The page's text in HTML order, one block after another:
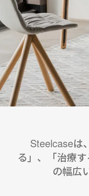
Steelcaseは
る」、「治療
の幅広